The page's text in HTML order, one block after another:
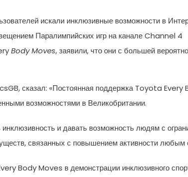
искали инклюзивные возможности в
Паралимпийских игр на канале Channel 4
Body Moves, заявили, что они с большей
сказал: «Постоянная поддержка Toyota
возможностями в Великобритании.
и давать возможность людям с
связанных с повышением активности
Body Moves в демонстрации инклюзивного